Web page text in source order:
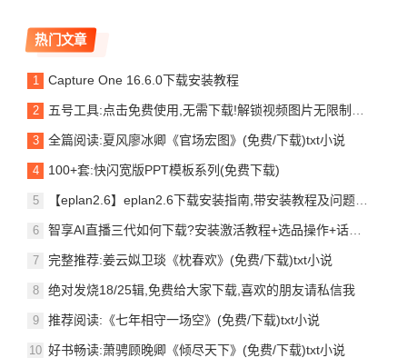
热门文章
Capture One 16.6.0下载安装教程
五号工具:点击免费使用,无需下载!解锁视频图片无限制去水印保存
全篇阅读:夏风廖冰卿《官场宏图》(免费/下载)txt小说
100+套:快闪宽版PPT模板系列(免费下载)
【eplan2.6】eplan2.6下载安装指南,带安装教程及问题处理
智享AI直播三代如何下载?安装激活教程+选品操作+话术撰写功能,直播全流程赋能
完整推荐:姜云姒卫琰《枕春欢》(免费/下载)txt小说
绝对发烧18/25辑,免费给大家下载,喜欢的朋友请私信我
推荐阅读:《七年相守一场空》(免费/下载)txt小说
好书畅读:萧骋顾晚卿《倾尽天下》(免费/下载)txt小说